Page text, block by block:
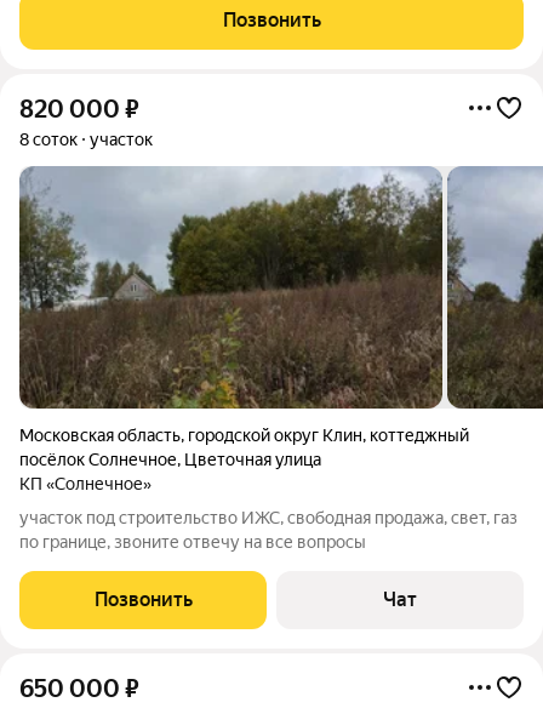
Комфортного круглогодичное проживание в сочетании с
приятным отдыхом на природе.
Позвонить
820 000 ₽
8 соток участок
Московская область, городской округ Клин, коттеджный
посёлок Солнечное, Цветочная улица
КП «Солнечное»
участок под строительство ИЖС, свободная продажа, свет, газ
по границе, звоните отвечу на все вопросы
Позвонить Чат
650 000 ₽